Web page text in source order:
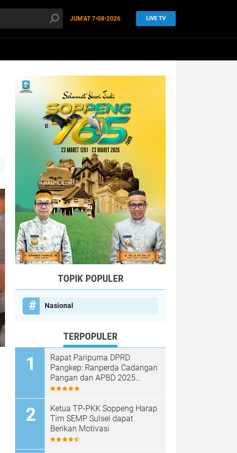
JUM'AT7•08•2026 LIVE TV
TOPIK POPULER
Nasional
TERPOPULER
Rapat Paripurna DPRD
Pangkep: Ranperda Cadangan
Pangan dan APBD 2025
Disetujui dengan Sejumlah
Ketua TP-PKK Soppeng Harap
Tim SEMP Sulsel dapat
Berikan Motivasi